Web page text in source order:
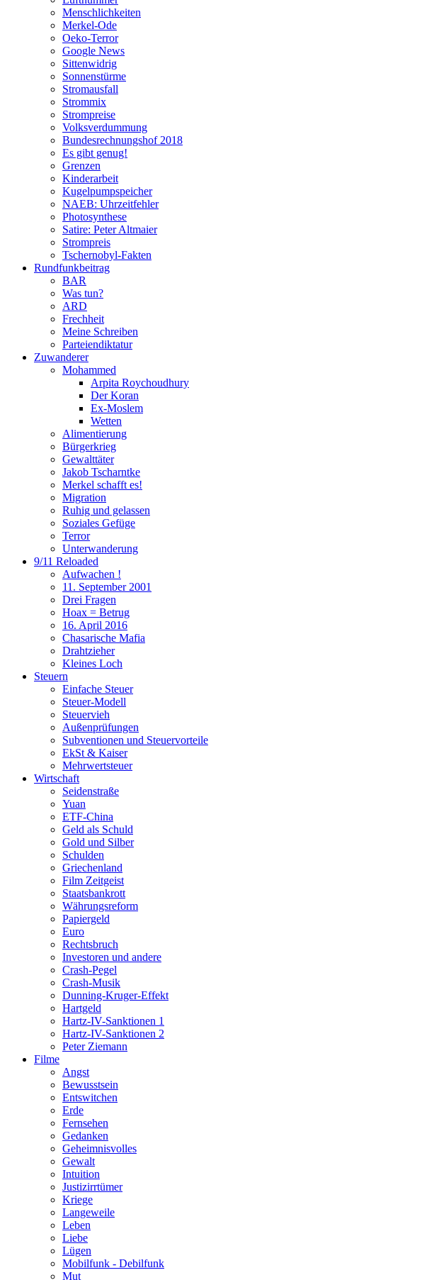
Menschlichkeiten
Merkel-Ode
Oeko-Terror
Google News
Sittenwidrig
Sonnenstürme
Stromausfall
Strommix
Strompreise
Volksverdummung
Bundesrechnungshof 2018
Es gibt genug!
Grenzen
Kinderarbeit
Kugelpumpspeicher
NAEB: Uhrzeitfehler
Photosynthese
Satire: Peter Altmaier
Strompreis
Tschernobyl-Fakten
Rundfunkbeitrag
BAR
Was tun?
ARD
Frechheit
Meine Schreiben
Parteiendiktatur
Zuwanderer
Mohammed
Arpita Roychoudhury
Der Koran
Ex-Moslem
Wetten
Alimentierung
Bürgerkrieg
Gewalttäter
Jakob Tscharntke
Merkel schafft es!
Migration
Ruhig und gelassen
Soziales Gefüge
Terror
Unterwanderung
9/11 Reloaded
Aufwachen !
11. September 2001
Drei Fragen
Hoax = Betrug
16. April 2016
Chasarische Mafia
Drahtzieher
Kleines Loch
Steuern
Einfache Steuer
Steuer-Modell
Steuervieh
Außenprüfungen
Subventionen und Steuervorteile
EkSt & Kaiser
Mehrwertsteuer
Wirtschaft
Seidenstraße
Yuan
ETF-China
Geld als Schuld
Gold und Silber
Schulden
Griechenland
Film Zeitgeist
Staatsbankrott
Währungsreform
Papiergeld
Euro
Rechtsbruch
Investoren und andere
Crash-Pegel
Crash-Musik
Dunning-Kruger-Effekt
Hartgeld
Hartz-IV-Sanktionen 1
Hartz-IV-Sanktionen 2
Peter Ziemann
Filme
Angst
Bewusstsein
Entswitchen
Erde
Fernsehen
Gedanken
Geheimnisvolles
Gewalt
Intuition
Justizirrtümer
Kriege
Langeweile
Leben
Liebe
Lügen
Mobilfunk - Debilfunk
Mut